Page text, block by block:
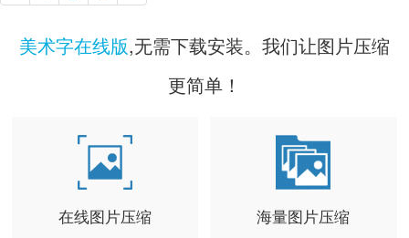
美术字在线版,无需下载安装。我们让图片压缩
更简单！
在线图片压缩 海量图片压缩